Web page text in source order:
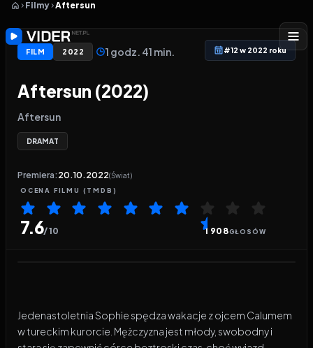
Filmy Aftersun
FILM 2022 1 godz. 41 min. #12 w 2022 roku
Aftersun (2022)
Aftersun
DRAMAT
Premiera: 20.10.2022(Świat)
OCENA FILMU (TMDB)
7.6/ 10 1 908GŁOSÓW
Jedenastoletnia Sophie spędza wakacje z ojcem Calumem
w tureckim kurorcie. Mężczyzna jest młody, swobodny i